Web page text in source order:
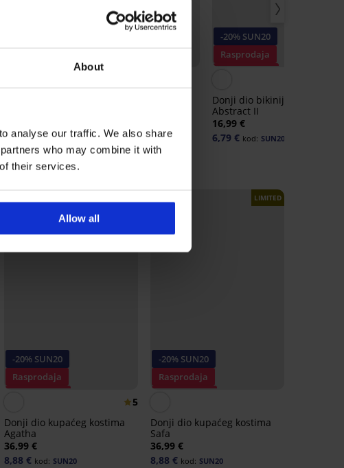
About
analyse our traffic. We also share
who may combine it with
their services.
Allow all
Popust -70%
11,04 €
kod: SUN20
-20% SUN20
Rasprodaja
Donji dio bikinija Summer
Abstract II
16,99 €
6,79 € kod: SUN20
-20% SUN20
Rasprodaja
5
Donji dio kupaćeg kostima
Agatha
36,99 €
8,88 € kod: SUN20
-20% SUN20
Rasprodaja
LIMITED
Donji dio kupaćeg kostima
Safa
36,99 €
8,88 € kod: SUN20